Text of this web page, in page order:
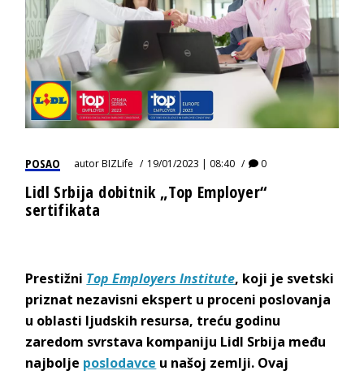
POSAO autorBIZLife 19/01/2023 | 08:40 0
Lidl Srbija dobitnik „Top Employer“
sertifikata
Prestižni Top Employers Institute, koji je svetski
priznat nezavisni ekspert u proceni poslovanja
u oblasti ljudskih resursa, treću godinu
zaredom svrstava kompaniju Lidl Srbija među
najbolje poslodavce u našoj zemlji. Ovaj